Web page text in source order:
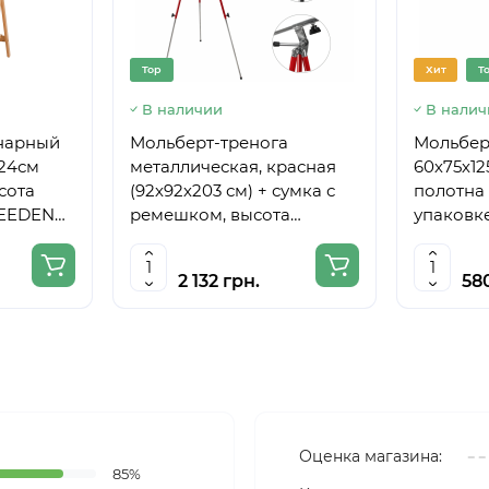
Top
В наличии
Мольберт-тренога
металлическая, красная
(92х92х203 см) + сумка с
ремешком, высота
полотна до 78 см,D,K,ART
CRAFT
2 132 грн.
Хит
В
полотна
85%
Оценка магазина: